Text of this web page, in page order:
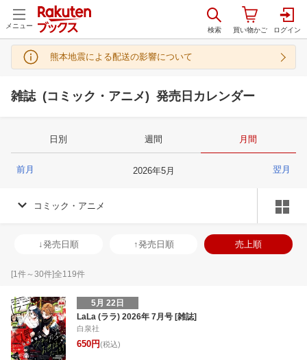
メニュー
熊本地震による配送の影響について
雑誌 (コミック・アニメ) 発売日カレンダー
日別 週間 月間
2026年5月
前月 翌月
コミック・アニメ
↓発売日順 ↑発売日順 売上順
[1件～30件]全119件
5月 22日
LaLa (ララ) 2026年 7月号 [雑誌]
白泉社
650円(税込)